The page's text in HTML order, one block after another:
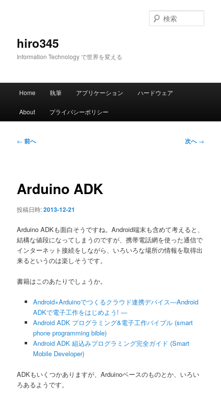
hiro345
Information Technology で世界を変える
索
メ
Home 執筆 アプリケーション ハードウェア
About プライバシーポリシー
投
ー
ョ
← 前へ 次へ→
Arduino ADK
投稿日時:2013-12-21
Arduino ADKも面白そうですね。Android端末も含めて考えると、
結構な値段になってしまうのですが、携帯電話網を使った通信で
インターネット接続をしながら、いろいろな場所の情報を取得出
来るというのは楽しそうです。
書籍はこのあたりでしょうか。
Android×Arduinoでつくるクラウド連携デバイス―Android
ADKで電子工作をはじめよう! ―
Android ADK プログラミング&電子工作バイブル (smart
phone programming bible)
Android ADK 組込みプログラミング完全ガイド (Smart
Mobile Developer)
ADKもいくつかありますが、Arduinoベースのものとか、いろい
ろあるようです。